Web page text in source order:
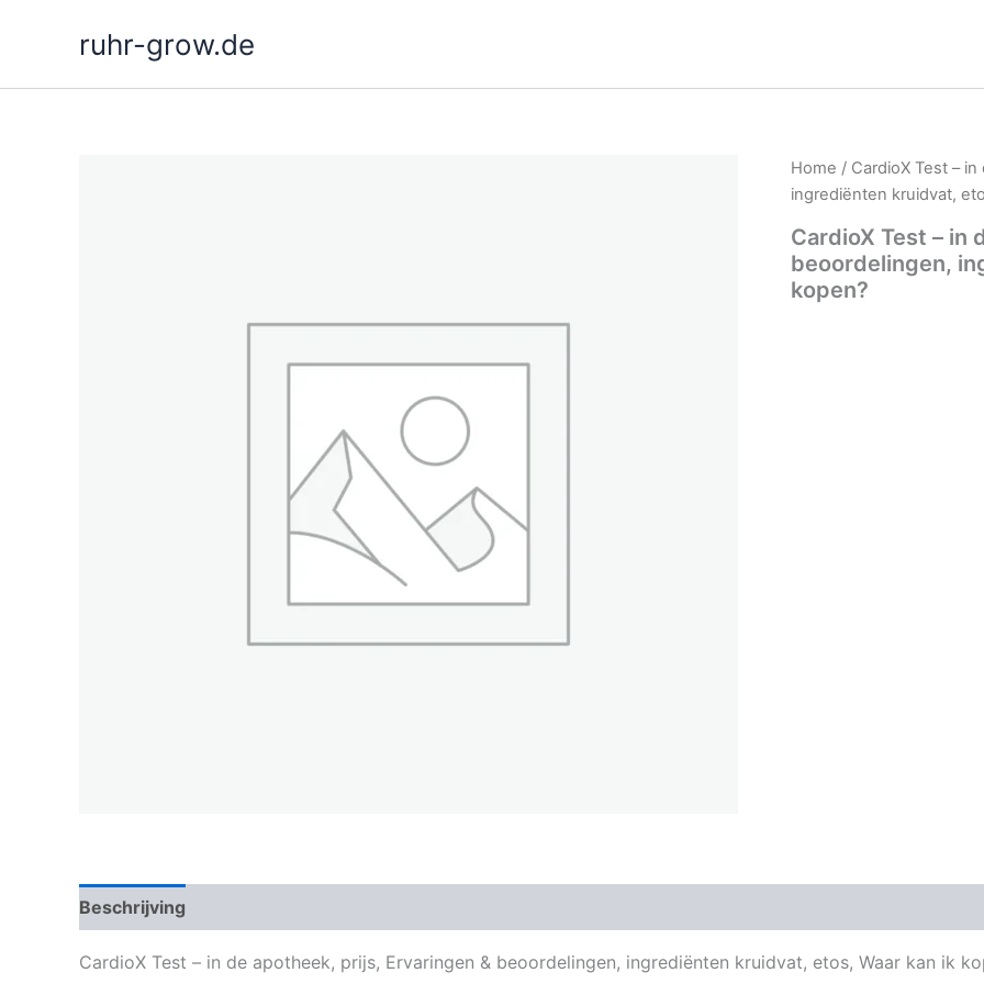
ruhr-grow.de
Home / CardioX Test –
ingrediënten kruidvat,
CardioX Test – in
beoordelingen,
kopen?
Beschrijving
CardioX Test – in de apotheek, prijs, Ervaringen & beoordelingen, ingrediënten kruidvat, etos, Waar kan ik